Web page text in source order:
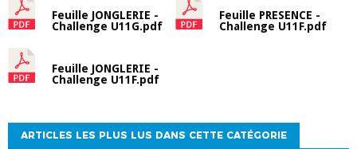
Feuille JONGLERIE -
Challenge U11G.pdf
Feuille PRESENCE -
Challenge U11F.pdf
Feuille JONGLERIE -
Challenge U11F.pdf
ARTICLES LES PLUS LUS DANS CETTE CATÉGORIE